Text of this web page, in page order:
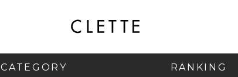
CATEGORY RANKING